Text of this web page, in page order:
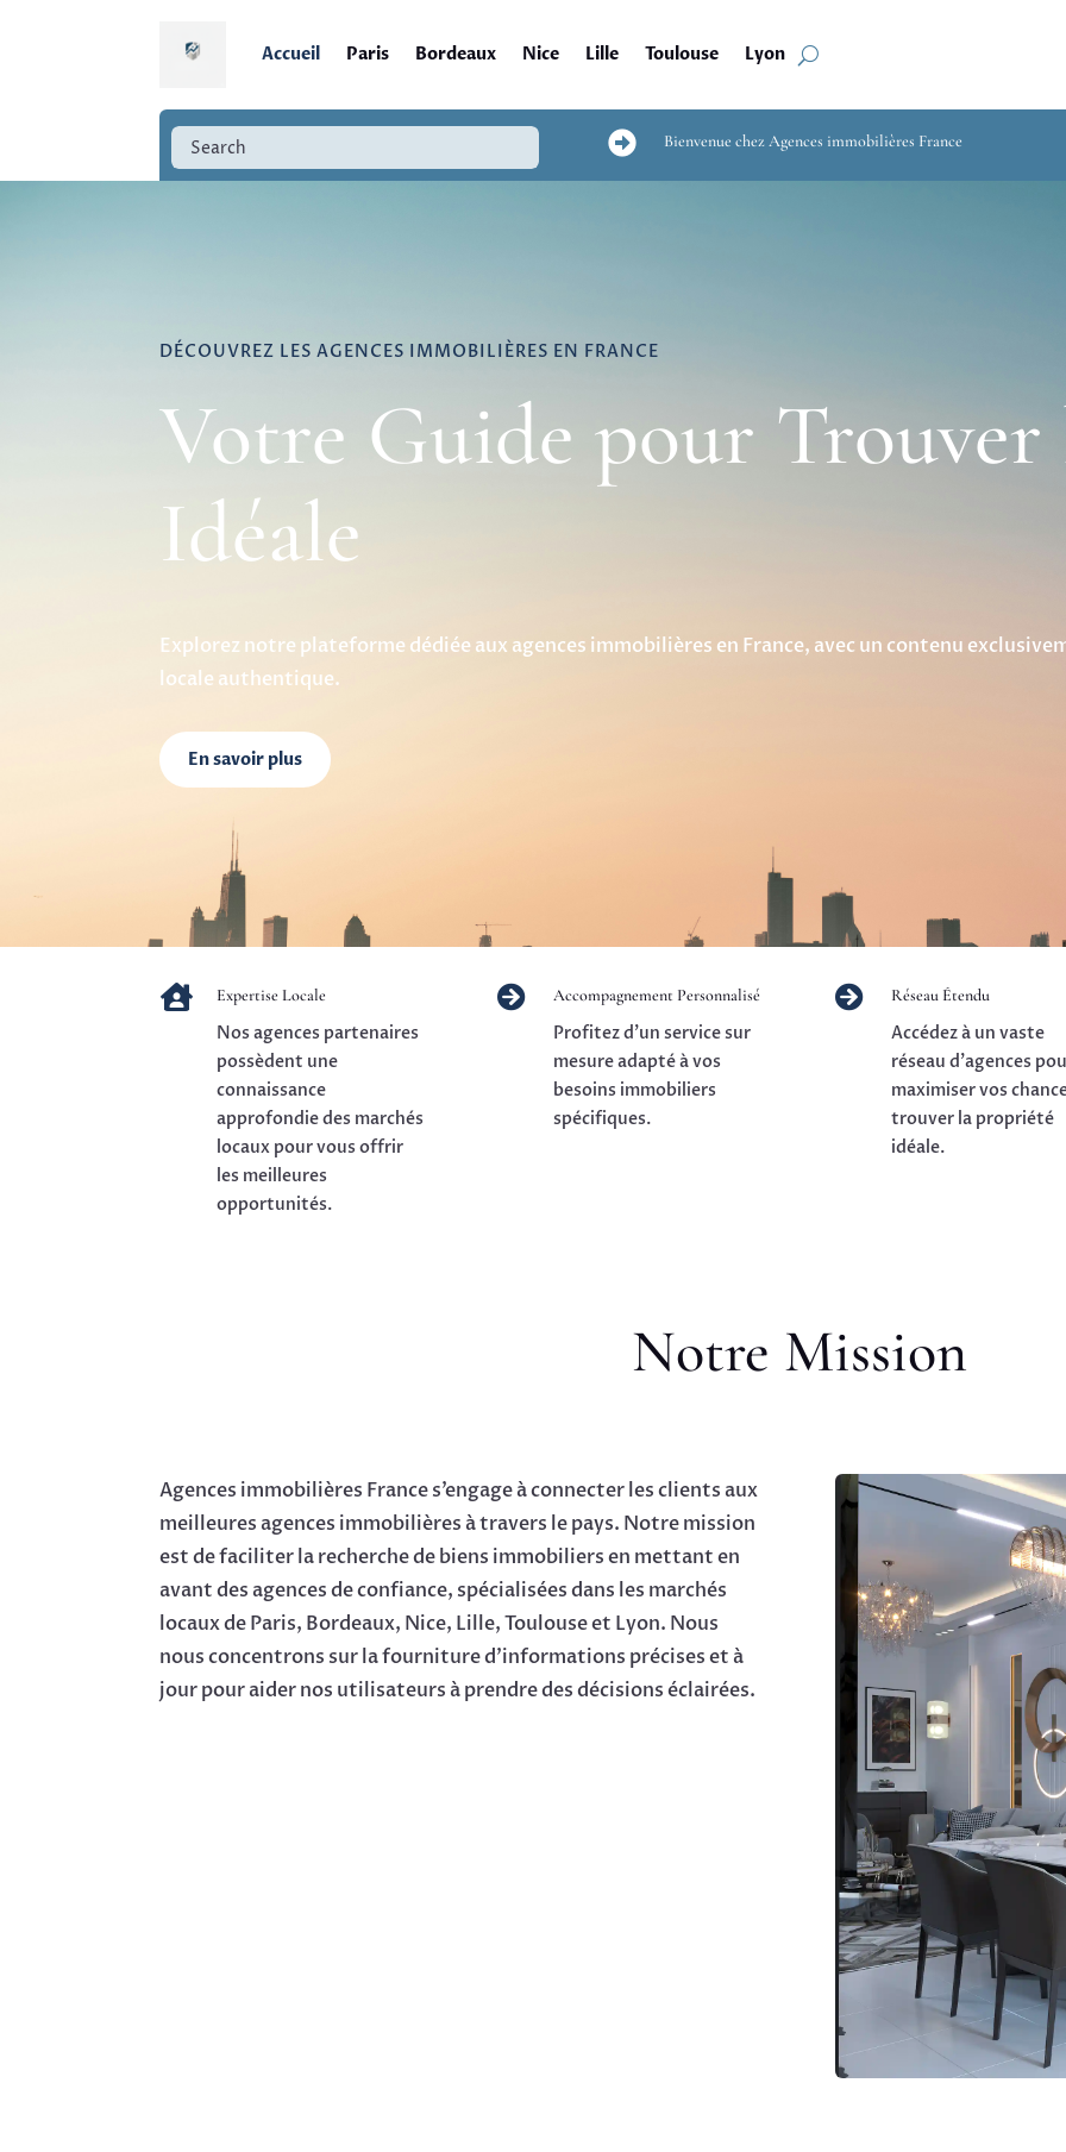
Accueil Paris Bordeaux Nice Lille Toulouse Lyon
 Bienvenue chez Agences immobilières France
DÉCOUVREZ LES AGENCES IMMOBILIÈRES EN FRANCE
Votre Guide pour Trouver
Idéale
Explorez notre plateforme dédiée aux agences immobilières en France, avec un contenu
locale authentique.
En savoir plus
 Expertise Locale
Nos agences partenaires
possèdent une
connaissance
approfondie des marchés
locaux pour vous offrir
les meilleures
opportunités.
 Accompagnement Personnalisé
Profitez d’un service sur
mesure adapté à vos
besoins immobiliers
spécifiques.
 Réseau Étendu
Accédez à un vaste
réseau d’agences
maximiser vos
trouver la propriété
idéale.
Notre Mission
Agences immobilières France s’engage à connecter les clients aux
meilleures agences immobilières à travers le pays. Notre mission
est de faciliter la recherche de biens immobiliers en mettant en
avant des agences de confiance, spécialisées dans les marchés
locaux de Paris, Bordeaux, Nice, Lille, Toulouse et Lyon. Nous
nous concentrons sur la fourniture d’informations précises et à
jour pour aider nos utilisateurs à prendre des décisions éclairées.